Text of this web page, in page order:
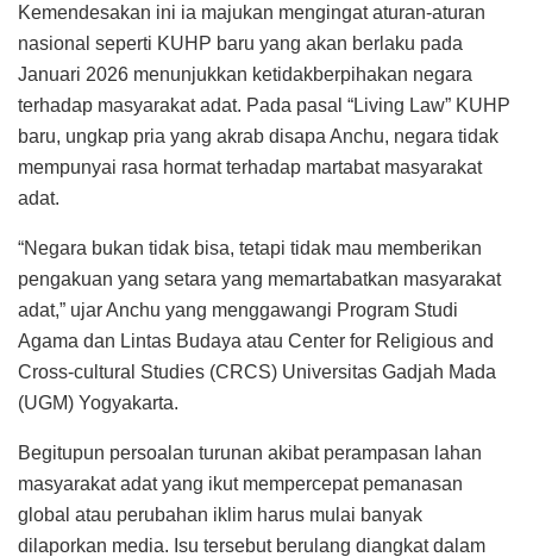
Kemendesakan ini ia majukan mengingat aturan-aturan
nasional seperti KUHP baru yang akan berlaku pada
Januari 2026 menunjukkan ketidakberpihakan negara
terhadap masyarakat adat. Pada pasal “Living Law” KUHP
baru, ungkap pria yang akrab disapa Anchu, negara tidak
mempunyai rasa hormat terhadap martabat masyarakat
adat.
“Negara bukan tidak bisa, tetapi tidak mau memberikan
pengakuan yang setara yang memartabatkan masyarakat
adat,” ujar Anchu yang menggawangi Program Studi
Agama dan Lintas Budaya atau Center for Religious and
Cross-cultural Studies (CRCS) Universitas Gadjah Mada
(UGM) Yogyakarta.
Begitupun persoalan turunan akibat perampasan lahan
masyarakat adat yang ikut mempercepat pemanasan
global atau perubahan iklim harus mulai banyak
dilaporkan media. Isu tersebut berulang diangkat dalam